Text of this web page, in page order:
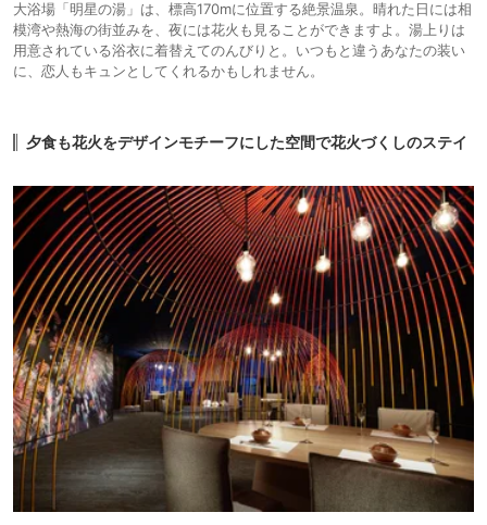
大浴場「明星の湯」は、標高170mに位置する絶景温泉。晴れた日には相
模湾や熱海の街並みを、夜には花火も見ることができますよ。湯上りは
用意されている浴衣に着替えてのんびりと。いつもと違うあなたの装い
に、恋人もキュンとしてくれるかもしれません。
夕食も花火をデザインモチーフにした空間で花火づくしのステイ